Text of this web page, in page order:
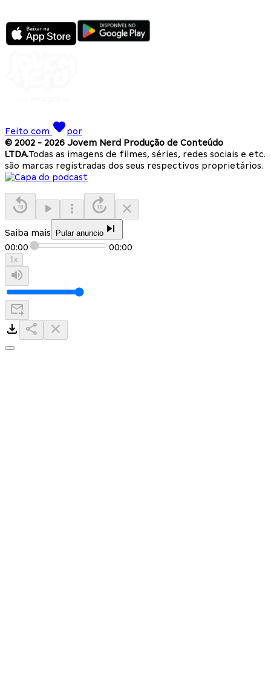
Feito com
por
© 2002 - 2026 Jovem Nerd Produção de Conteúdo
LTDA.Todas as imagens de filmes, séries, redes sociais e etc.
são marcas registradas dos seus respectivos proprietários.
Saiba mais Pular anuncio
00:00 00:00
1x